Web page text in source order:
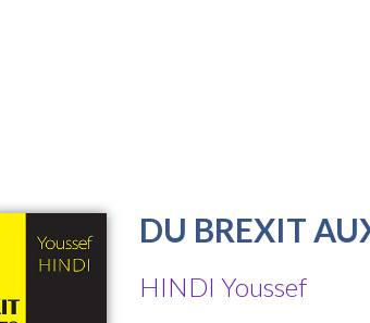
DU BREXIT
HINDI Youssef